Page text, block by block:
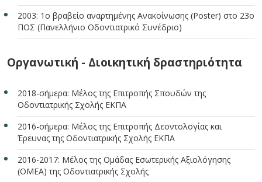
2003: 1ο βραβείο αναρτημένης Ανακοίνωσης (Poster) στο 23ο
ΠΟΣ (Πανελλήνιο Οδοντιατρικό Συνέδριο)
Οργανωτική - Διοικητική δραστηριότητα
2018-σήμερα: Μέλος της Επιτροπής Σπουδών της
Οδοντιατρικής Σχολής ΕΚΠΑ
2016-σήμερα: Μέλος της Επιτροπής Δεοντολογίας και
Έρευνας της Οδοντιατρικής Σχολής ΕΚΠΑ
2016-2017: Μέλος της Ομάδας Εσωτερικής Αξιολόγησης
(ΟΜΕΑ) της Οδοντιατρικής Σχολής